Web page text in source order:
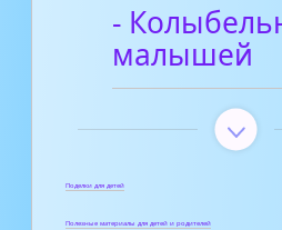
-
малышей
Поделки для детей
Полезные материалы для детей и родителей